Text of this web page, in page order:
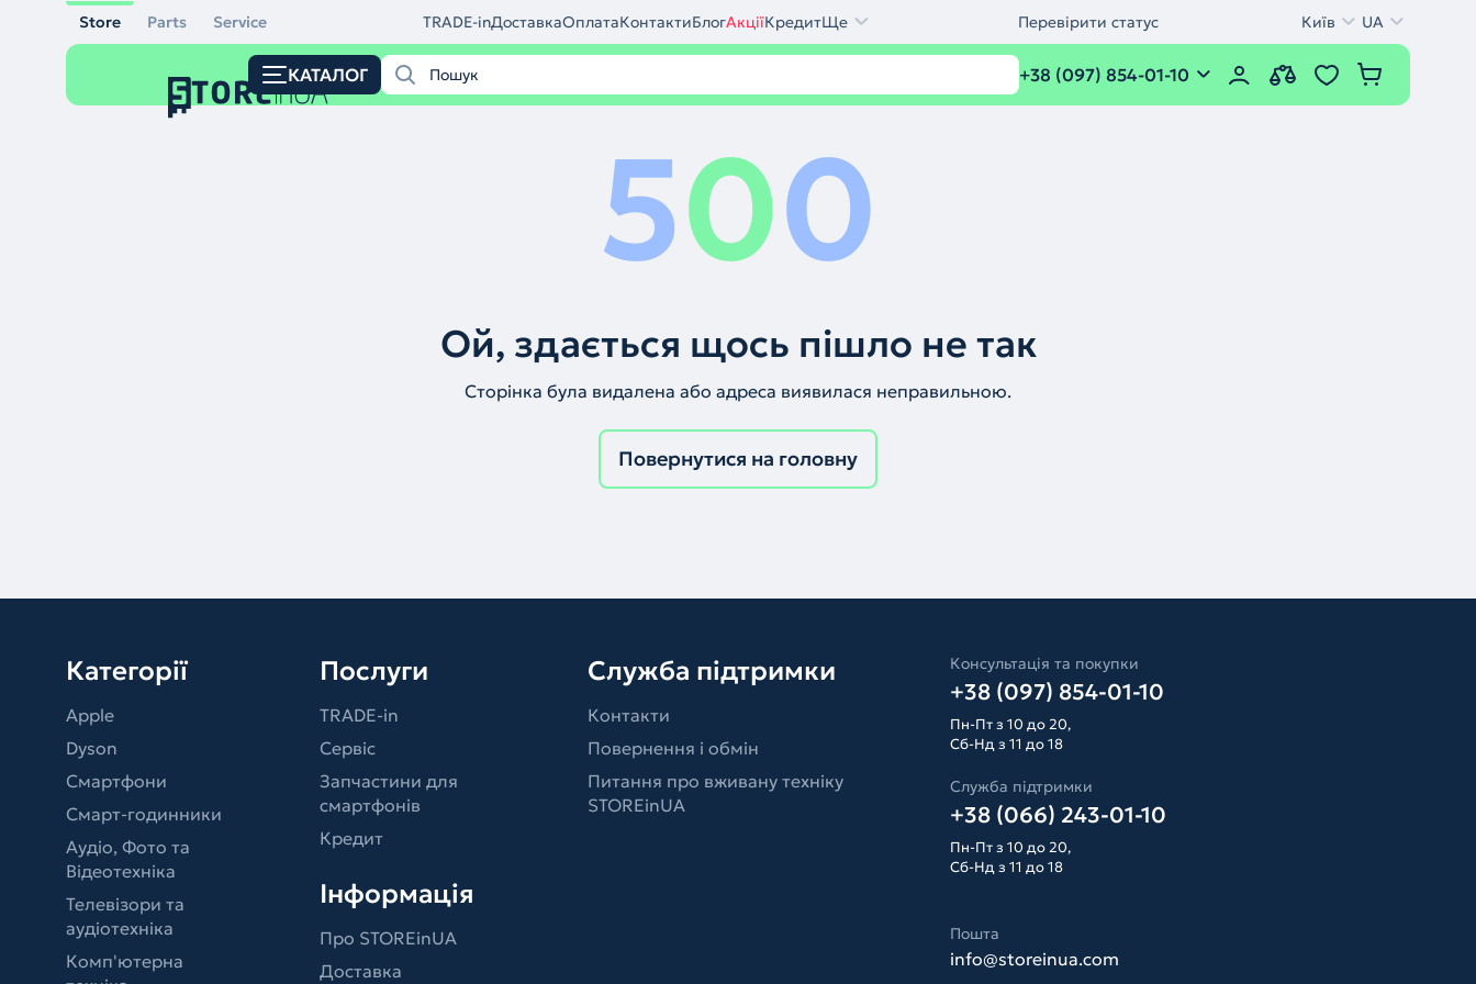
Store Parts Service TRADE-inДоставкаОплатаКонтактиБлогАкціїКредитЩе Перевірити статус Київ UA
КАТАЛОГ +38 (097) 854-01-10
500
Ой, здається щось пішло не так
Сторінка була видалена або адреса виявилася неправильною.
Повернутися на головну
Категорії
Apple
Dyson
Смартфони
Смарт-годинники
Аудіо, Фото та
Відеотехніка
Телевізори та
аудіотехніка
Комп'ютерна
Послуги
TRADE-in
Сервіс
Запчастини для
смартфонів
Кредит
Інформація
Про STOREinUA
Доставка
Служба підтримки
Контакти
Повернення і обмін
Питання про вживану техніку
STOREinUA
Консультація та покупки
+38 (097) 854-01-10
Пн-Пт з 10 до 20,
Сб-Нд з 11 до 18
Служба підтримки
+38 (066) 243-01-10
Пн-Пт з 10 до 20,
Сб-Нд з 11 до 18
Пошта
info@storeinua.com